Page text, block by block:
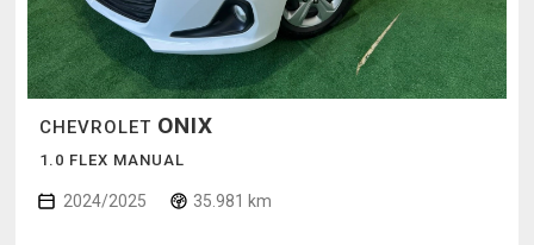
CHEVROLET ONIX
1.0 FLEX MANUAL
2024/2025 35.981 km